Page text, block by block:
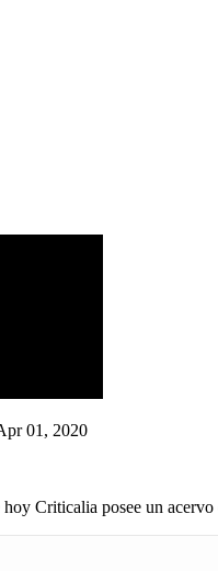
01, 2020
hoy Criticalia posee un